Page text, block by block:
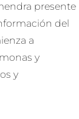
presente
del
a
y
y